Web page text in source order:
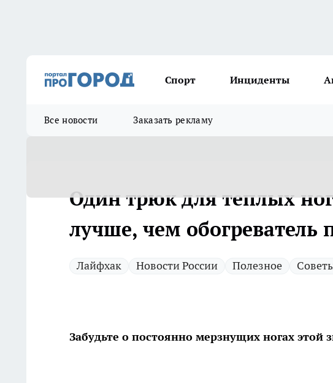
Спорт Инциденты
Все новости Заказать рекламу
Один трюк для теплых
лучше, чем обогреватель
Лайфхак Новости России Полезное
Забудьте о постоянно мерзнущих ногах этой